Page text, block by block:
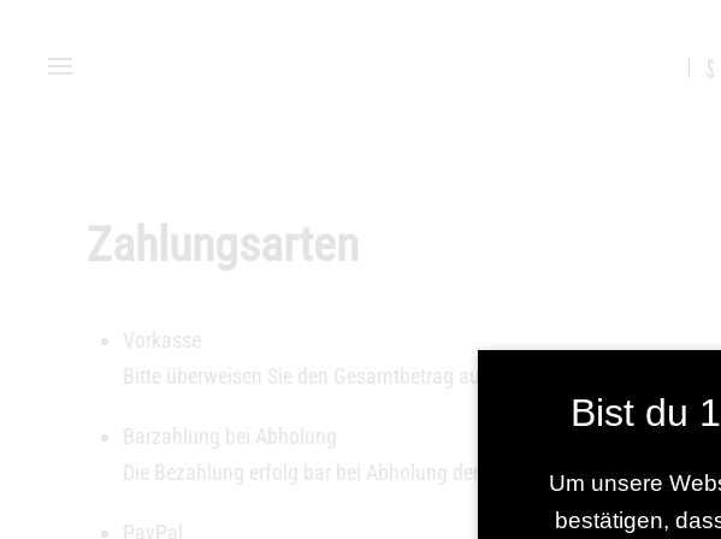
Zum Hauptinhalt springen
Zahlungsarten
Vorkasse
Bitte überweisen Sie den Gesamtbetrag auf unser Konto:
Barzahlung bei Abholung
Die Bezahlung erfolg bar bei Abholung der Ware.
PayPal
Bist du
Um unsere
bestätigen,